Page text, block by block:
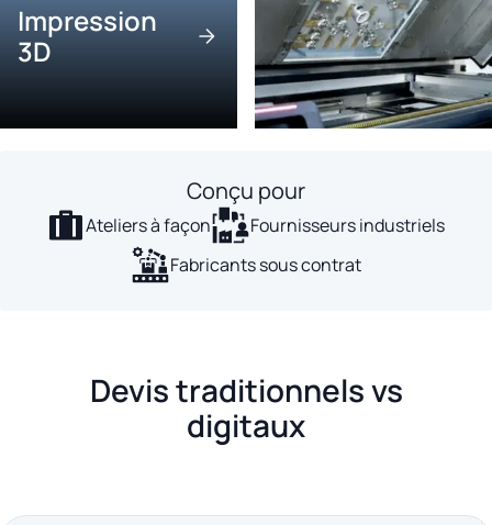
Impression
3D
Conçu pour
Ateliers à façon
Fournisseurs industriels
Fabricants sous contrat
Devis traditionnels vs
digitaux